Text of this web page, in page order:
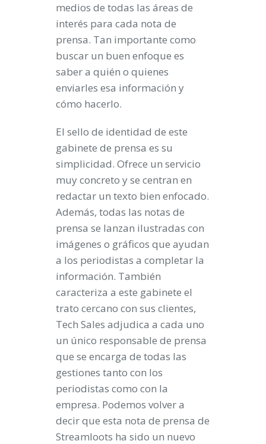
medios de todas las áreas de
interés para cada nota de
prensa. Tan importante como
buscar un buen enfoque es
saber a quién o quienes
enviarles esa información y
cómo hacerlo.
El sello de identidad de este
gabinete de prensa es su
simplicidad. Ofrece un servicio
muy concreto y se centran en
redactar un texto bien enfocado.
Además, todas las notas de
prensa se lanzan ilustradas con
imágenes o gráficos que ayudan
a los periodistas a completar la
información. También
caracteriza a este gabinete el
trato cercano con sus clientes,
Tech Sales adjudica a cada uno
un único responsable de prensa
que se encarga de todas las
gestiones tanto con los
periodistas como con la
empresa. Podemos volver a
decir que esta nota de prensa de
Streamloots ha sido un nuevo